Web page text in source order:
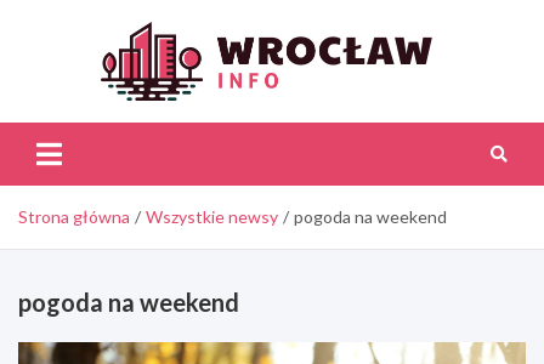
Strona główna Wszystkie newsy pogoda na weekend
pogoda na weekend